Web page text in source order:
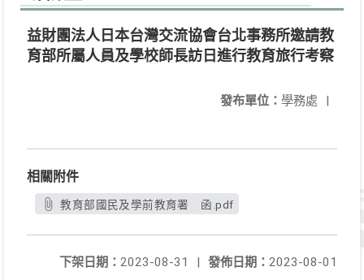
益財團法人日本台灣交流協會台北事務所邀請教
育部所屬人員及學校師長訪日進行教育旅行考察
發布單位： 學務處 |
相關附件
教育部國民及學前教育署 函.pdf
發佈日期： 2023-08-01
下架日期： 2023-08-31
|